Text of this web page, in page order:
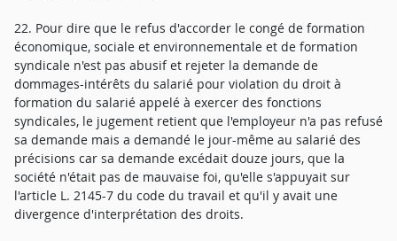
22. Pour dire que le refus d'accorder le congé de formation
économique, sociale et environnementale et de formation
syndicale n'est pas abusif et rejeter la demande de
dommages-intérêts du salarié pour violation du droit à
formation du salarié appelé à exercer des fonctions
syndicales, le jugement retient que l'employeur n'a pas refusé
sa demande mais a demandé le jour-même au salarié des
précisions car sa demande excédait douze jours, que la
société n'était pas de mauvaise foi, qu'elle s'appuyait sur
l'article L. 2145-7 du code du travail et qu'il y avait une
divergence d'interprétation des droits.